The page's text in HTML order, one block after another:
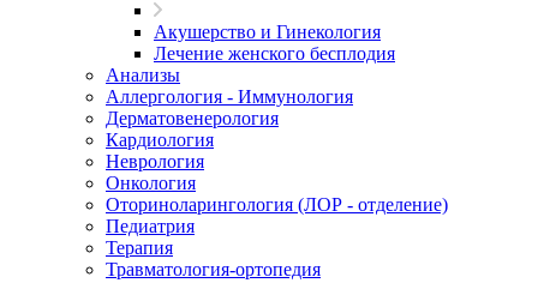
Акушерство и Гинекология
Лечение женского бесплодия
Анализы
Аллергология - Иммунология
Дерматовенерология
Кардиология
Неврология
Онкология
Оториноларингология (ЛОР - отделение)
Педиатрия
Терапия
Травматология-ортопедия